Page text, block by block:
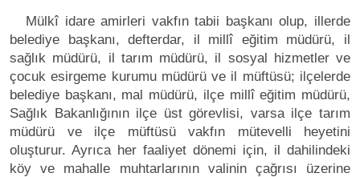
Mülkî idare amirleri vakfın tabii başkanı olup, illerde
belediye başkanı, defterdar, il millî eğitim müdürü, il
sağlık müdürü, il tarım müdürü, il sosyal hizmetler ve
çocuk esirgeme kurumu müdürü ve il müftüsü; ilçelerde
belediye başkanı, mal müdürü, ilçe millî eğitim müdürü,
Sağlık Bakanlığının ilçe üst görevlisi, varsa ilçe tarım
müdürü ve ilçe müftüsü vakfın mütevelli heyetini
oluşturur. Ayrıca her faaliyet dönemi için, il dahilindeki
köy ve mahalle muhtarlarının valinin çağrısı üzerine